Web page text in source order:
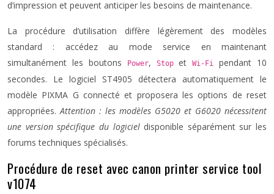
d’impression et peuvent anticiper les besoins de maintenance.
La procédure d’utilisation diffère légèrement des modèles
standard : accédez au mode service en maintenant
simultanément les boutons
Power, StopetWi-Fi
pendant 10
secondes. Le logiciel ST4905 détectera automatiquement le
modèle PIXMA G connecté et proposera les options de reset
appropriées.Attention : les modèles G5020 et G6020 nécessitent
une version spécifique du logicieldisponible séparément sur les
forums techniques spécialisés.
Procédure de reset avec canon printer service tool
v1074